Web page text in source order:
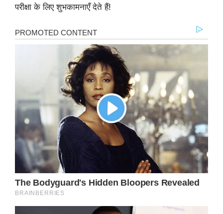
परीक्षा के लिए शुभकामनाएँ देते हैं!